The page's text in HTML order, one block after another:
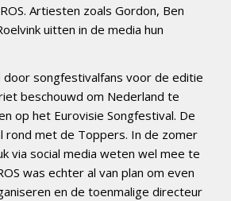
Artiesten zoals Gordon, Ben
uitten in de media hun
door songfestivalfans voor de editie
beschouwd om Nederland te
op het Eurovisie Songfestival. De
rond met de Toppers. In de zomer
via social media weten wel mee te
was echter al van plan om even
en de toenmalige directeur